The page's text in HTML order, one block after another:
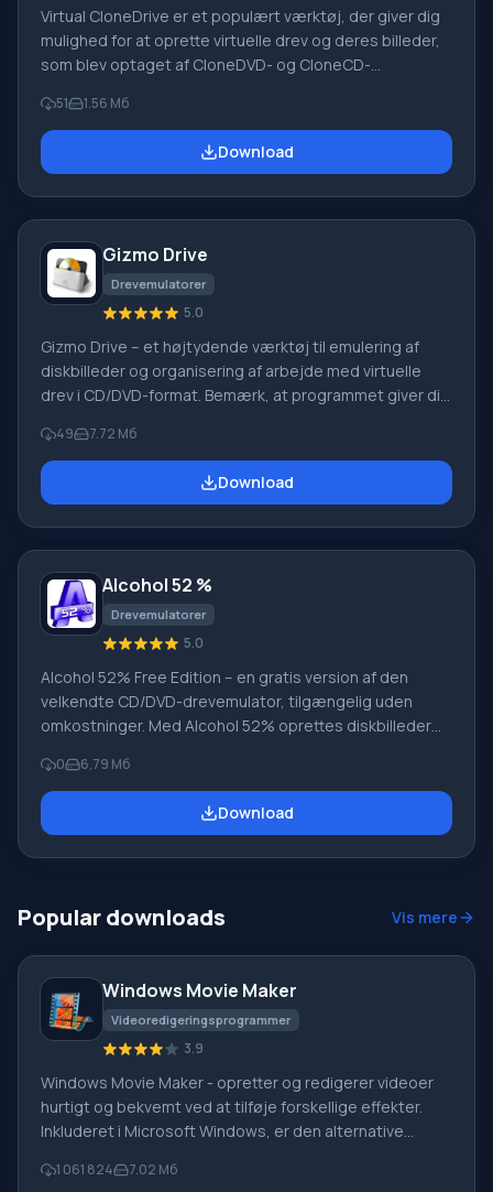
Virtual CloneDrive er et populært værktøj, der giver dig
mulighed for at oprette virtuelle drev og deres billeder,
som blev optaget af CloneDVD- og CloneCD-
hvilket letter arbejdet med det betydeligt. Download
applikationen fra vores hjemmeside. Bemærk, at efter
installation af dette program og genstart af din
51 1.56 Мб
Download
Gizmo Drive
Drevemulatorer
5.0
Gizmo Drive – et højtydende værktøj til emulering af
diskbilleder og organisering af arbejde med virtuelle
drev i CD/DVD-format. Bemærk, at programmet giver dig
kan du montere diskbilleder i forskellige formater såsom
NRG, CCD, IMG, CUE, ISO, BIN, MDS og MDF. Derudover
kan Gizmo Drive arbejde med VHD-filer, der bruges af
49 7.72 Мб
Download
Alcohol 52 %
Drevemulatorer
5.0
Alcohol 52% Free Edition – en gratis version af den
velkendte CD/DVD-drevemulator, tilgængelig uden
omkostninger. Med Alcohol 52% oprettes diskbilleder
kan du helt eliminere brugen af optiske diske.
Hovedforskellen fra den betalte version Alcohol 120% -
Alcohol 52% Free Edition mangler evnen til at brænde
0 6,79 Мб
Download
Popular downloads Vis mere
Windows Movie Maker
Videoredigeringsprogrammer
3.9
Windows Movie Maker - opretter og redigerer videoer
hurtigt og bekvemt ved at tilføje forskellige effekter.
Inkluderet i Microsoft Windows, er den alternative
Live-softwarepakke fra Microsoft. Funktioner i Windows
1 061 824 7.02 Мб